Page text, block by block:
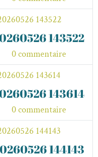
143522
0 commentaire
143614
0 commentaire
144143